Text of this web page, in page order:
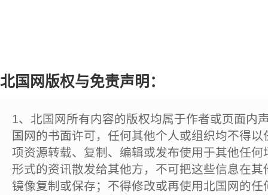
北国网版权与免责声明：
1、北国网所有内容的版权均属于作者或页面内
国网的书面许可，任何其他个人或组织均不得
项资源转载、复制、编辑或发布使用于其他任
形式的资讯散发给其他方，不可把这些信息在
镜像复制或保存；不得修改或再使用北国网的